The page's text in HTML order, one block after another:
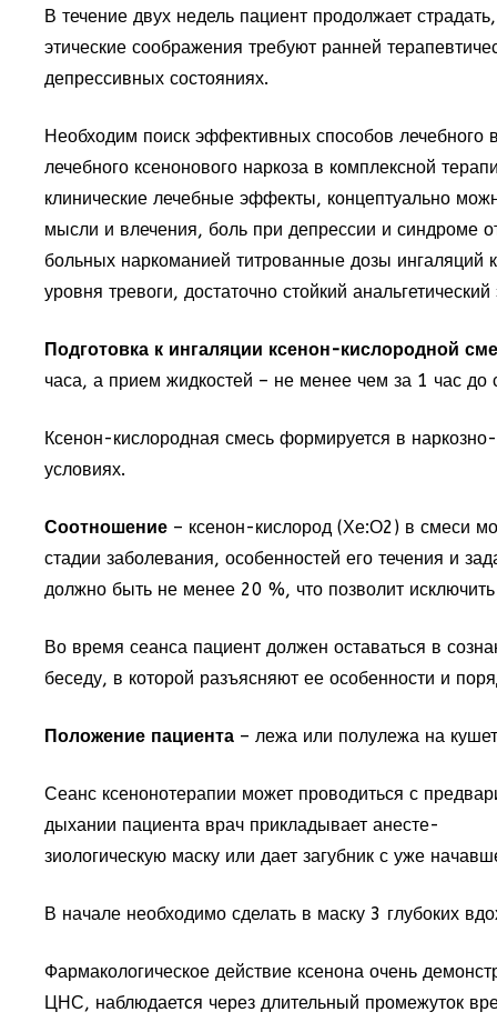
В течение двух недель пациент продолжает
этические соображения требуют ранней
депрессивных состояниях.
Необходим поиск эффективных способов
лечебного ксенонового наркоза в комплексной
клинические лечебные эффекты, концептуально
мысли и влечения, боль при депрессии и синдроме
больных наркоманией титрованные дозы ингаляций
уровня тревоги, достаточно стойкий
Подготовка к ингаляции ксенон-кислородной
часа, а прием жидкостей – не менее чем за 1 час до
Ксенон-кислородная смесь формируется в
условиях.
Соотношение – ксенон-кислород (Хе:О2) в смеси
стадии заболевания, особенностей его течения и
должно быть не менее 20 %, что позволит исключить
Во время сеанса пациент должен оставаться в
беседу, в которой разъясняют ее особенности и
Положение пациента – лежа или полулежа на
Сеанс ксенонотерапии может проводиться с
дыхании пациента врач прикладывает анесте-
зиологическую маску или дает загубник с уже
В начале необходимо сделать в маску 3 глубоких
Фармакологическое действие ксенона очень
ЦНС, наблюдаетcя через длительный промежуток